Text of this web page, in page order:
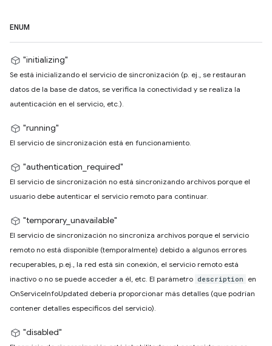
ENUM
"initializing"
Se está inicializando el servicio de sincronización (p. ej., se restauran
datos de la base de datos, se verifica la conectividad y se realiza la
autenticación en el servicio, etc.).
"running"
El servicio de sincronización está en funcionamiento.
"authentication_required"
El servicio de sincronización no está sincronizando archivos porque el
usuario debe autenticar el servicio remoto para continuar.
"temporary_unavailable"
El servicio de sincronización no sincroniza archivos porque el servicio
remoto no está disponible (temporalmente) debido a algunos errores
recuperables, p.ej., la red está sin conexión, el servicio remoto está
inactivo o no se puede acceder a él, etc. El parámetro description
en
OnServiceInfoUpdated debería proporcionar más detalles (que podrían
contener detalles específicos del servicio).
"disabled"